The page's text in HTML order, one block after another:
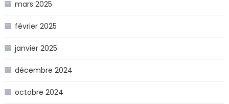
mars 2025
février 2025
janvier 2025
décembre 2024
octobre 2024